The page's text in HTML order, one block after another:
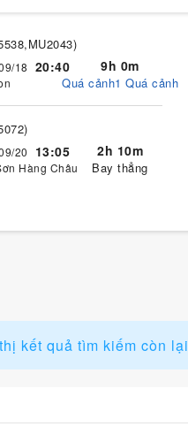
)
18 20:40 9h 0m
Quá cảnh1 Quá cảnh
)
20 13:05
Hàng Châu
2h 10m
Bay thẳng
kết quả tìm kiếm còn lại